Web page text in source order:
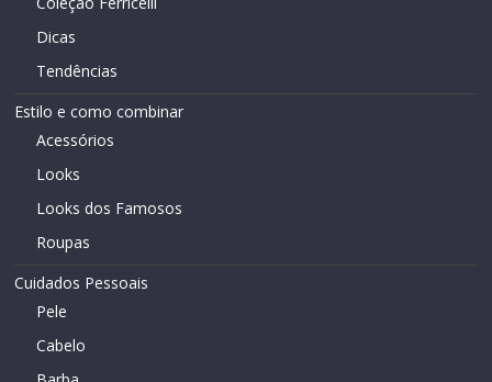
Dicas
Tendências
Estilo e como combinar
Acessórios
Looks
Looks dos Famosos
Roupas
Cuidados Pessoais
Pele
Cabelo